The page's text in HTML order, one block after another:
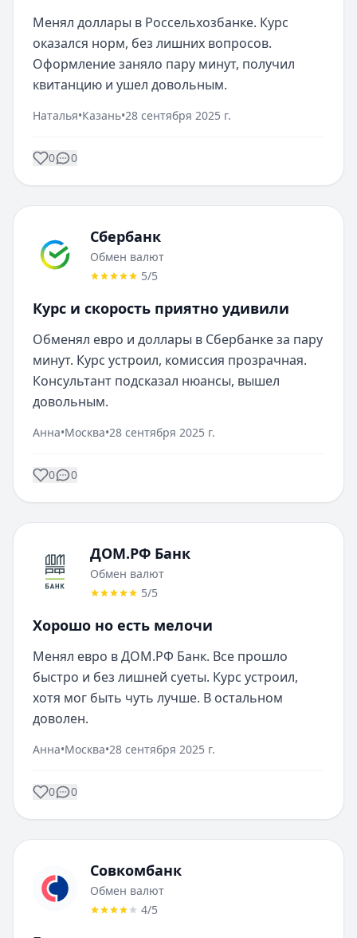
Менял доллары в Россельхозбанке. Курс
оказался норм, без лишних вопросов.
Оформление заняло пару минут, получил
квитанцию и ушел довольным.
Наталья•Казань•28 сентября 2025 г.
0 0
Сбербанк
Обмен валют
5/5
Курс и скорость приятно удивили
Обменял евро и доллары в Сбербанке за пару
минут. Курс устроил, комиссия прозрачная.
Консультант подсказал нюансы, вышел
довольным.
Анна•Москва•28 сентября 2025 г.
0 0
ДОМ.РФ Банк
Обмен валют
5/5
Хорошо но есть мелочи
Менял евро в ДОМ.РФ Банк. Все прошло
быстро и без лишней суеты. Курс устроил,
хотя мог быть чуть лучше. В остальном
доволен.
Анна•Москва•28 сентября 2025 г.
0 0
Совкомбанк
Обмен валют
4/5